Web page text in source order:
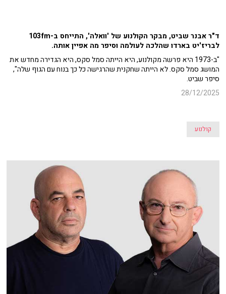
ד"ר אבנר שביט, מבקר הקולנוע של 'וואלה', התייחס ב-103fm
לבריז'יט בארדו שהלכה לעולמה וסיפר מה אפיין אותה.
"ב-1973 היא פרשה מקולנוע, היא הייתה סמל סקס, היא הגדירה מחדש את
המושג סמל סקס. לא הייתה שחקנית שהרגישה כל כך בנוח עם הגוף שלה",
סיפר שביט.
28/12/2025
קולנוע